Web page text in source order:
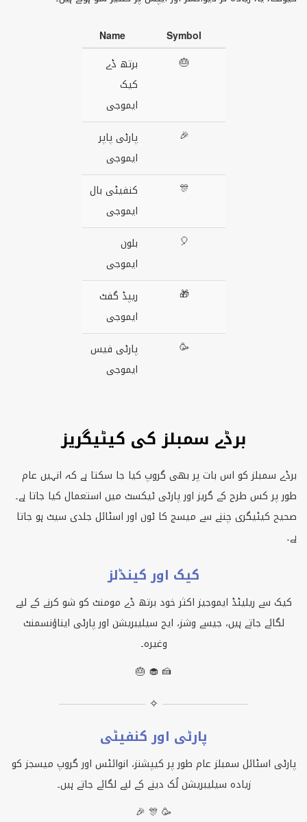
Symbol
Name
🎂
برتھ ڈے
کیک
ایموجی
🎉
پارٹی پاپر
ایموجی
🎊
کنفیٹی بال
ایموجی
🎈
بلون
ایموجی
🎁
ریپڈ گفٹ
ایموجی
🥳
پارٹی فیس
ایموجی
برڈے سمبلز کی کیٹیگریز
برڈے سمبلز کو اس بات پر بھی گروپ کیا جا سکتا ہے کہ انہیں عام
طور پر کس طرح کے گریز اور پارٹی ٹیکسٹ میں استعمال کیا جاتا ہے۔
صحیح کیٹیگری چننے سے میسج کا ٹون اور اسٹائل جلدی سیٹ ہو جاتا
ہے۔
کیک اور کینڈلز
کیک سے ریلیٹڈ ایموجیز اکثر خود برتھ ڈے مومنٹ کو شو کرنے کے لیے
لگائے جاتے ہیں، جیسے وشز، ایج سیلیبریشن اور پارٹی ایناؤنسمنٹ
وغیرہ۔
🎂 🧁 🍰
✧
پارٹی اور کنفیٹی
پارٹی اسٹائل سمبلز عام طور پر کیپشنز، انوائٹس اور گروپ میسجز کو
زیادہ سیلیبریشن لُک دینے کے لیے لگائے جاتے ہیں۔
🎉 🎊 🥳